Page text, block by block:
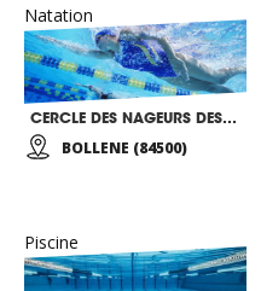
Natation
CERCLE DES NAGEURS DES PORTES DE PROVENCE
BOLLENE (84500)
Piscine